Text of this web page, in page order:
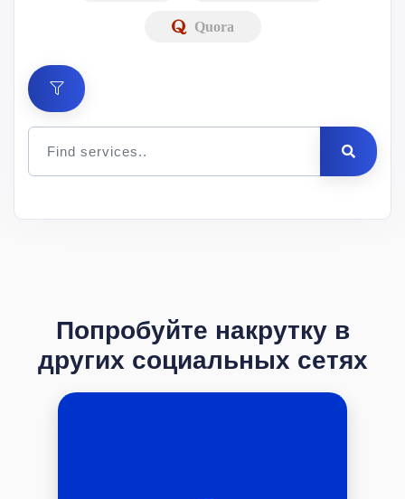
Quora
Попробуйте накрутку в
других социальных сетях